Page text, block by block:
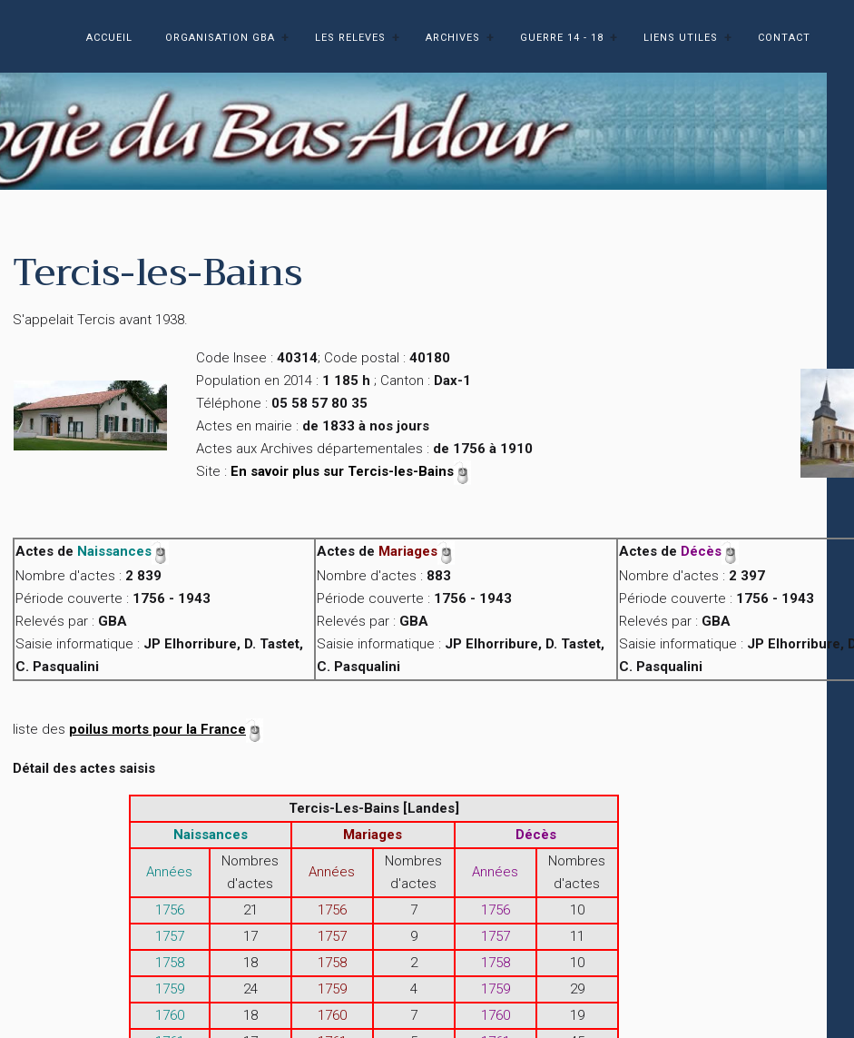
ACCUEIL ORGANISATION GBA LES RELEVES ARCHIVES GUERRE 14 - 18 LIENS UTILES CONTACT
Tercis-les-Bains
S'appelait Tercis avant 1938.
Code Insee : 40314; Code postal : 40180
Population en 2014 : 1 185 h ; Canton : Dax-1
Téléphone : 05 58 57 80 35
Actes en mairie : de 1833 à nos jours
Actes aux Archives départementales : de 1756 à 1910
Site : En savoir plus sur Tercis-les-Bains
Actes de Naissances
Nombre d'actes : 2 839
Période couverte : 1756 - 1943
Relevés par : GBA
Saisie informatique : JP Elhorribure, D. Tastet,
C. Pasqualini
Actes de Mariages
Nombre d'actes : 883
Période couverte : 1756 - 1943
Relevés par : GBA
Saisie informatique : JP Elhorribure, D. Tastet,
C. Pasqualini
Actes de Décès
Nombre d'actes : 2 397
Période couverte : 1756 - 1943
Relevés par : GBA
Saisie informatique : JP Elhorribure,
C. Pasqualini
liste des poilus morts pour la France
Détail des actes saisis
Tercis-Les-Bains [Landes]
Naissances
Mariages Décès
Années
Nombres
d'actes
Années
Nombres
d'actes
Années
Nombres
d'actes
1756
21 1756 7 1756
10
1757
17 1757 9 1757
11
1758
18 1758 2 1758
10
1759
24 1759 4 1759
29
1760
18 1760 7 1760
19